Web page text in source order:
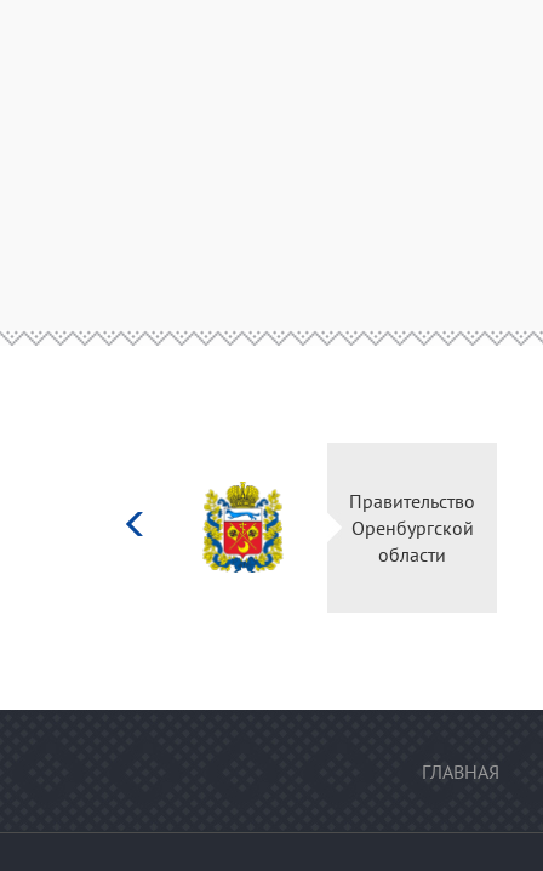
Правительство
Оренбургской
области
ГЛАВНАЯ